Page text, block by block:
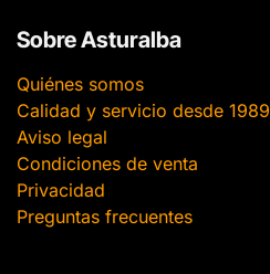
Sobre Asturalba
Quiénes somos
Calidad y servicio desde 1989
Aviso legal
Condiciones de venta
Privacidad
Preguntas frecuentes